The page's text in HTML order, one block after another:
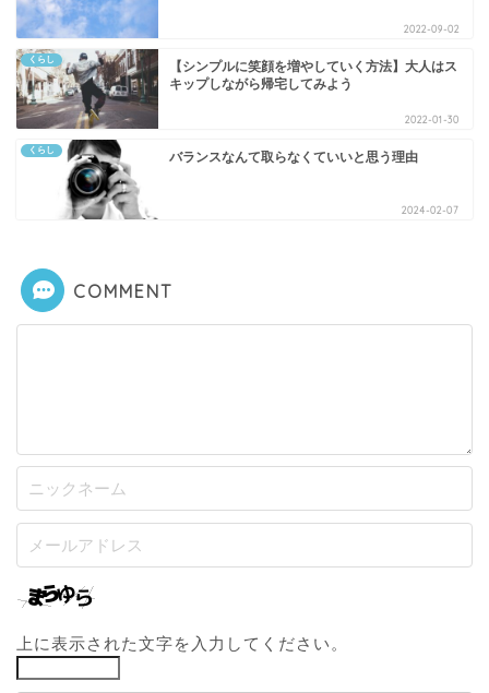
2022-09-02
くらし
【シンプルに笑顔を増やしていく方法】大人はス
キップしながら帰宅してみよう
2022-01-30
くらし バランスなんて取らなくていいと思う理由
2024-02-07
COMMENT
上に表示された文字を入力してください。